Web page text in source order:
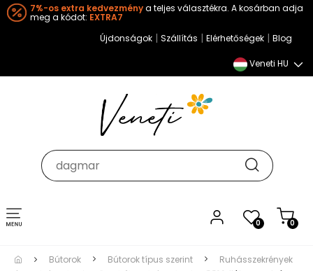
7%-os extra kedvezménya teljes választékra. A kosárban adja
meg a kódot: EXTRA7
Újdonságok | Szállítás | Elérhetőségek | Blog
Veneti HU
0 0
Toggle
navigation
Bútorok Bútorok típus szerint
Ruhásszekrények